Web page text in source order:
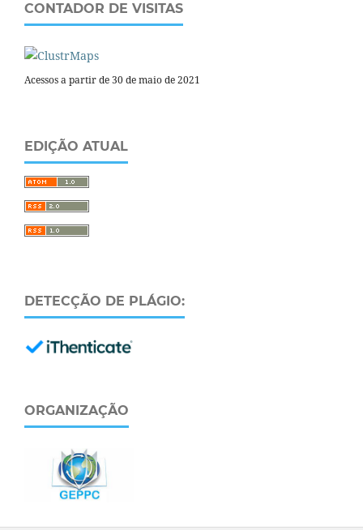
CONTADOR DE VISITAS
Acessos a partir de 30 de maio de 2021
EDIÇÃO ATUAL
DETECÇÃO DE PLÁGIO:
ORGANIZAÇÃO